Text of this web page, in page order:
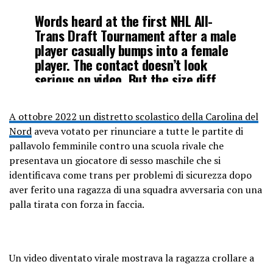
Words heard at the first NHL All-
Trans Draft Tournament after a male
player casually bumps into a female
player. The contact doesn’t look
serious on video. But the size diff
female suffers a concussion. ????
pic.twitter.com/U4y0huo0oA
— WomenAreReal
(@WomenAreReals)December 9,
2022
A ottobre 2022 un distretto scolastico della Carolina del
Nord aveva votato per rinunciare a tutte le partite di
pallavolo femminile contro una scuola rivale che
presentava un giocatore di sesso maschile che si
identificava come trans per problemi di sicurezza dopo
aver ferito una ragazza di una squadra avversaria con una
palla tirata con forza in faccia.
Un video diventato virale mostrava la ragazza crollare a